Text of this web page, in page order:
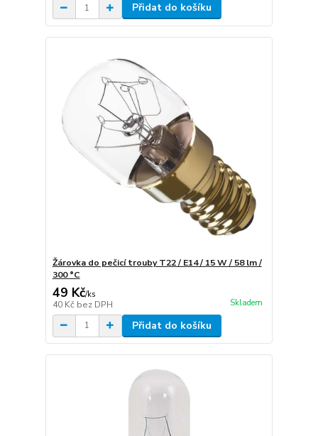
Přidat do košíku
Žárovka do pečicí trouby T22 / E14 / 15 W / 58 lm /
300 °C
49 Kč/ks
40 Kč bez DPH Skladem
Přidat do košíku